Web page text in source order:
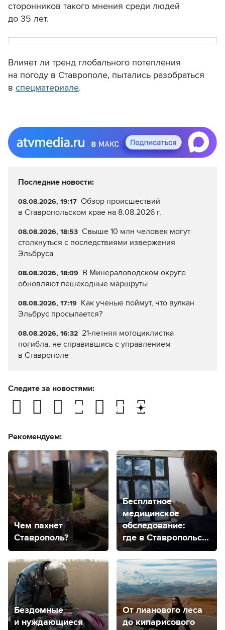
сторонников такого мнения среди людей
до 35 лет.
Влияет ли тренд глобального потепления
на погоду в Ставрополе, пытались разобраться
в спецматериале.
Последние новости:
08.08.2026, 19:17 Обзор происшествий
в Ставропольском крае на 8.08.2026 г.
08.08.2026, 18:53 Свыше 10 млн человек могут
столкнуться с последствиями извержения
Эльбруса
08.08.2026, 18:09 В Минераловодском округе
обновляют пешеходные маршруты
08.08.2026, 17:19 Как ученые поймут, что вулкан
Эльбрус просыпается?
08.08.2026, 16:32 21-летняя мотоциклистка
погибла, не справившись с управлением
в Ставрополе
Следите за новостями:
Рекомендуем:
Чем пахнет
Ставрополь?
Бесплатное
медицинское
обследование:
где в Ставропольском
крае находятся
центры здоровья
для детей
и взрослых?
Бездомные
и нуждающиеся
От лианового леса
до кипарисового